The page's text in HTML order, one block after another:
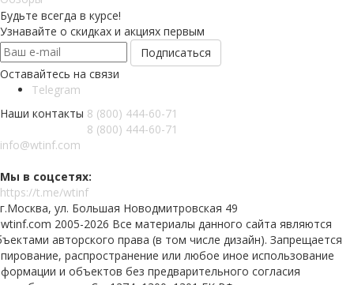
Будьте всегда в курсе!
Узнавайте о скидках и акциях первым
Оставайтесь на связи
Telegram
Наши контакты 8 (800) 444-60-71
8 (800) 444-60-71
info@wtinf.com
Мы в соцсетях:
https://t.me/wtinf
г.Москва, ул. Большая Новодмитровская 49
2005-2026 Все материалы данного сайта являются
авторского права (в том числе дизайн). Запрещается
распространение или любое иное использование
и объектов без предварительного согласия